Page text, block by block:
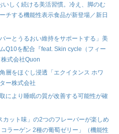
しく続ける美活習慣。冷え、脚のむ
チする機能性表示食品が新登場／新日
ーとうるおい維持をサポートする」美
Q10を配合『feat. Skin cycle（フィー
式会社Quon
層をほぐし浸透「エクイタンス ホワ
ー株式会社
により睡眠の質が改善する可能性が確
ット味」の2つのフレーバーが楽しめ
ラーゲン 2種の葡萄ゼリー」（機能性